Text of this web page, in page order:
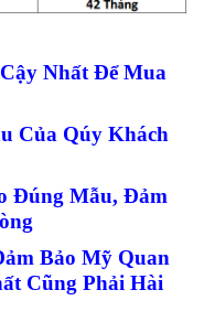
Nhất Để Mua
Của Qúy Khách
Đúng Mẫu, Đảm
Bảo Mỹ Quan
Cũng Phải Hài